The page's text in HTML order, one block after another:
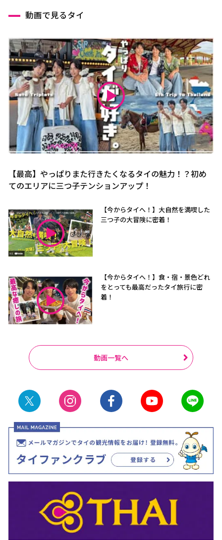
動画で見るタイ
【最高】やっぱりまた行きたくなるタイの魅力！？初め
てのエリアに三つ子テンションアップ！
【今からタイへ！】大自然を満喫した
三つ子の大冒険に密着！
【今からタイへ！】食・宿・景色どれ
をとっても最高だったタイ旅行に密
着！
動画一覧へ